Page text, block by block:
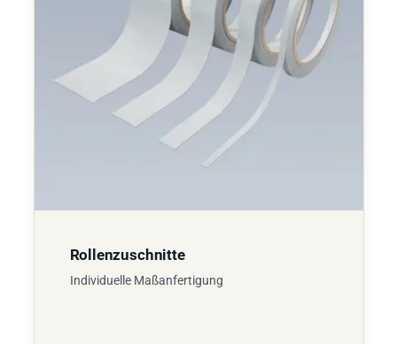
Rollenzuschnitte
Individuelle Maßanfertigung